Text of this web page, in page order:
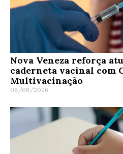
Nova Veneza reforça
caderneta vacinal com
Multivacinação
06/08/2026